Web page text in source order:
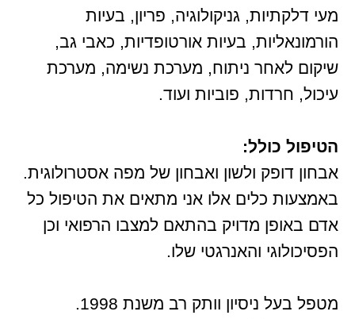
מעי דלקתיות, גניקולוגיה, פריון, בעיות
הורמונאליות, בעיות אורטופדיות, כאבי גב,
שיקום לאחר ניתוח, מערכת נשימה, מערכת
עיכול, חרדות, פוביות ועוד.
הטיפול כולל:
אבחון דופק ולשון ואבחון של מפה אסטרולוגית.
באמצעות כלים אלו אני מתאים את הטיפול כל
אדם באופן מדויק בהתאם למצבו הרפואי וכן
הפסיכולוגי והאנרגטי שלו.
מטפל בעל ניסיון וותק רב משנת 1998.